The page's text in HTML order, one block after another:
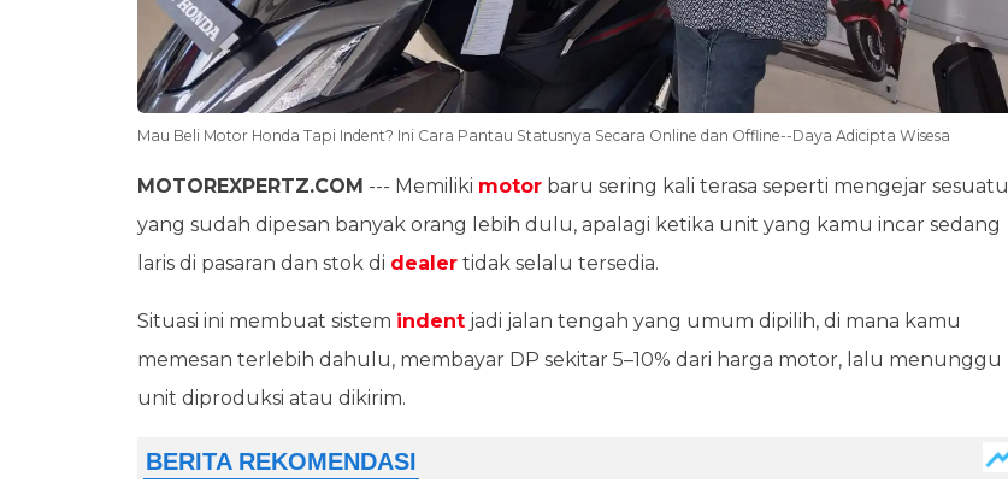
Mau Beli Motor Honda Tapi Indent? Ini Cara Pantau Statusnya Secara Online dan Offline--Daya Adicipta Wisesa
MOTOREXPERTZ.COM --- Memiliki motor baru sering kali terasa seperti mengejar sesuatu
yang sudah dipesan banyak orang lebih dulu, apalagi ketika unit yang kamu incar sedang
laris di pasaran dan stok di dealer tidak selalu tersedia.
Situasi ini membuat sistem indent jadi jalan tengah yang umum dipilih, di mana kamu
memesan terlebih dahulu, membayar DP sekitar 5–10% dari harga motor, lalu menunggu
unit diproduksi atau dikirim.